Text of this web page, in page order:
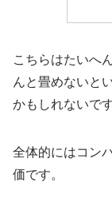
こちらはたいへ
んと畳めないと
かもしれないです
全体的にはコン
価です。